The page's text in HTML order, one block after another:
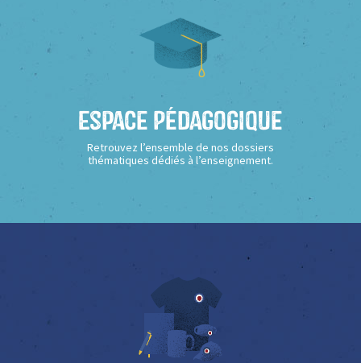
Espace Pédagogique
Retrouvez l’ensemble de nos dossiers
thématiques dédiés à l’enseignement.